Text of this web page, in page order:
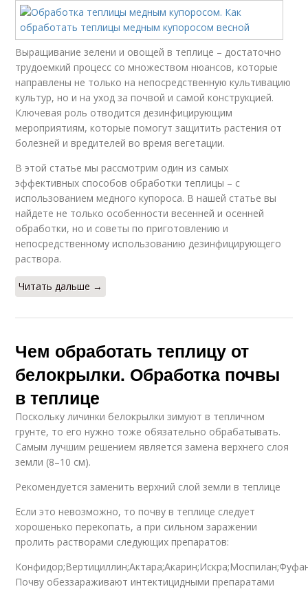
Выращивание зелени и овощей в теплице – достаточно
трудоемкий процесс со множеством нюансов, которые
направлены не только на непосредственную культивацию
культур, но и на уход за почвой и самой конструкцией.
Ключевая роль отводится дезинфицирующим
мероприятиям, которые помогут защитить растения от
болезней и вредителей во время вегетации.
В этой статье мы рассмотрим один из самых
эффективных способов обработки теплицы – с
использованием медного купороса. В нашей статье вы
найдете не только особенности весенней и осенней
обработки, но и советы по приготовлению и
непосредственному использованию дезинфицирующего
раствора.
Читать дальше →
Чем обработать теплицу от
белокрылки. Обработка почвы
в теплице
Поскольку личинки белокрылки зимуют в тепличном
грунте, то его нужно тоже обязательно обрабатывать.
Самым лучшим решением является замена верхнего слоя
земли (8–10 см).
Рекомендуется заменить верхний слой земли в теплице
Если это невозможно, то почву в теплице следует
хорошенько перекопать, а при сильном заражении
пролить растворами следующих препаратов:
Почву обеззараживают интектицидными препаратами